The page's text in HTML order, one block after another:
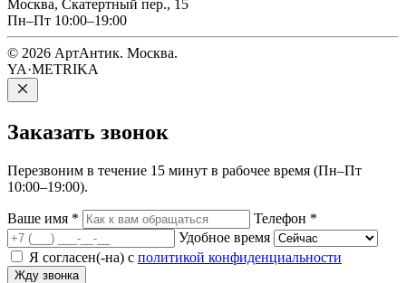
Москва, Скатертный пер., 15
Пн–Пт 10:00–19:00
© 2026 АртАнтик. Москва.
YA·METRIKA
Заказать звонок
Перезвоним в течение 15 минут в рабочее время (Пн–Пт
10:00–19:00).
Ваше имя * Телефон *
Удобное время
Я согласен(-на) с политикой конфиденциальности
Жду звонка